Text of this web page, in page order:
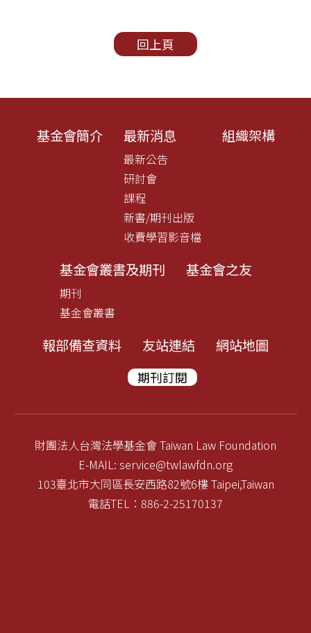
回上頁
基金會簡介 最新消息
最新公告
研討會
課程
新書/期刊出版
收費學習影音檔
組織架構
基金會叢書及期刊
期刊
基金會叢書
基金會之友
報部備查資料 友站連結 網站地圖
期刊訂閱
財團法人台灣法學基金會 Taiwan Law Foundation
E-MAIL: service@twlawfdn.org
103臺北市大同區長安西路82號6樓 Taipei,Taiwan
電話TEL：886-2-25170137